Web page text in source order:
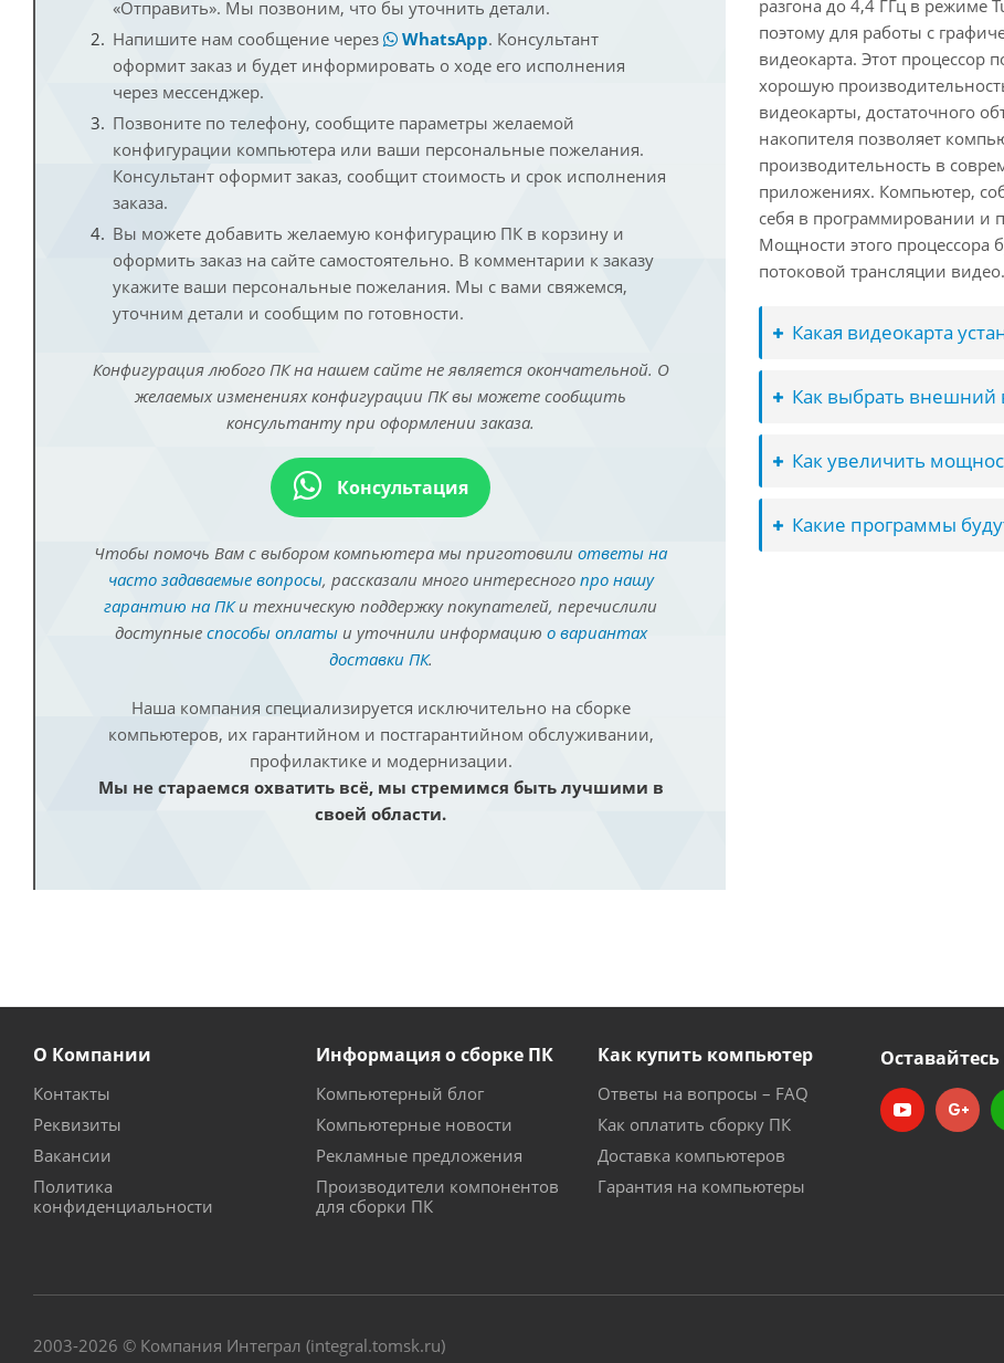
«Отправить». Мы позвоним, что бы уточнить детали.
Напишите нам сообщение через
WhatsApp. Консультант
оформит заказ и будет информировать о ходе его исполнения
через мессенджер.
Позвоните по телефону, сообщите параметры желаемой
конфигурации компьютера или ваши персональные пожелания.
Консультант оформит заказ, сообщит стоимость и срок исполнения
заказа.
Вы можете добавить желаемую конфигурацию ПК в корзину и
оформить заказ на сайте самостоятельно. В комментарии к заказу
укажите ваши персональные пожелания. Мы с вами свяжемся,
уточним детали и сообщим по готовности.
Конфигурация любого ПК на нашем сайте не является окончательной. О
желаемых изменениях конфигурации ПК вы можете сообщить
консультанту при оформлении заказа.
Консультация
Чтобы помочь Вам с выбором компьютера мы приготовили ответы на
часто задаваемые вопросы, рассказали много интересного про нашу
гарантию на ПКи техническую поддержку покупателей, перечислили
доступные способы оплатыи уточнили информацию о вариантах
доставки ПК.
Наша компания специализируется исключительно на сборке
компьютеров, их гарантийном и постгарантийном обслуживании,
профилактике и модернизации.
Мы не стараемся охватить всё, мы стремимся быть лучшими в
своей области.
разгона до 4,4 ГГц в режиме
поэтому для работы с
видеокарта. Этот процессор
хорошую
видеокарты, достаточного
накопителя позволяет
производительность в
приложениях. Компьютер,
себя в программировании и
Мощности этого процессора
потоковой трансляции видео.
Какая видеокарта
Как выбрать внешний
Как увеличить
Какие программы
О Компании
Контакты
Реквизиты
Вакансии
Политика
конфиденциальности
Информация о сборке ПК
Компьютерный блог
Компьютерные новости
Рекламные предложения
Производители компонентов
для сборки ПК
Как купить компьютер
Ответы на вопросы – FAQ
Как оплатить сборку ПК
Доставка компьютеров
Гарантия на компьютеры
2003-2026 © Компания Интеграл (integral.tomsk.ru)